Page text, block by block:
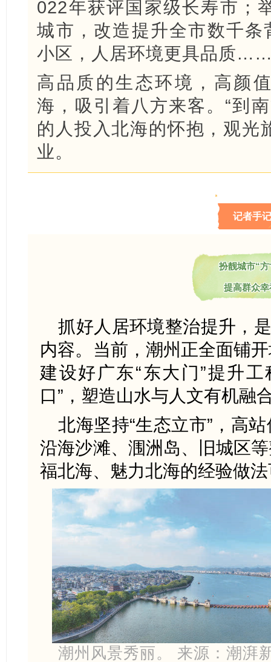
022年获评国家级长寿市；
城市，改造提升全市数千
小区，人居环境更具品质
高品质的生态环境，高颜
海，吸引着八方来客。“到
的人投入北海的怀抱，观光
业。
记者手
扮靓城市“
提高群众
抓好人居环境整治提升，
内容。当前，潮州正全面铺
建设好广东“东大门”提升
口”，塑造山水与人文有机融
北海坚持“生态立市”，高
沿海沙滩、涠洲岛、旧城区
福北海、魅力北海的经验做
潮州风景秀丽。 来源：潮湃